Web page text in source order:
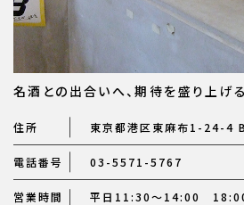
名酒との出合いへ、期待を盛り上げ
住所 東京都港区東麻布1-24-4
電話番号 03-5571-5767
営業時間
平日11:30～14:00